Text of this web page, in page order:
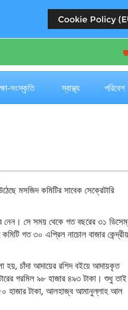
Cookie Policy
সংস্কৃতি স্বাস্থ্য পরিবেশ
মসজিদ কমিটির সাবেক সেক্রেটারি
নেন। সে সময় থেকে গত বছরের ৩১
গত ৩০ এপ্রিল নাচোল বাজার কেন্দ্রীয়
হয়, চাঁদা আদায়ের রশিদ বইয়ে আদায়কৃত
গরমিল ৯৮ হাজার ৪৯৩ টাকা। শুধু তাই
হাজার টাকা, আলহাজ্ব আমানুল্লাহ আল